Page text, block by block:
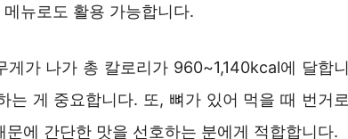
뉴로도 활용 가능합니다.
가 나가 총 칼로리가 960~1,140kcal에 달합니
는 게 중요합니다. 또, 뼈가 있어 먹을 때 번거로
에 간단한 맛을 선호하는 분에게 적합합니다.